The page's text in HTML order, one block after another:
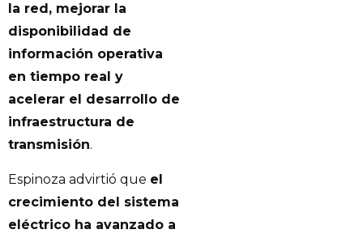
la red, mejorar la
disponibilidad de
información operativa
en tiempo real y
acelerar el desarrollo de
infraestructura de
transmisión.
Espinoza advirtió que el
crecimiento del sistema
eléctrico ha avanzado a